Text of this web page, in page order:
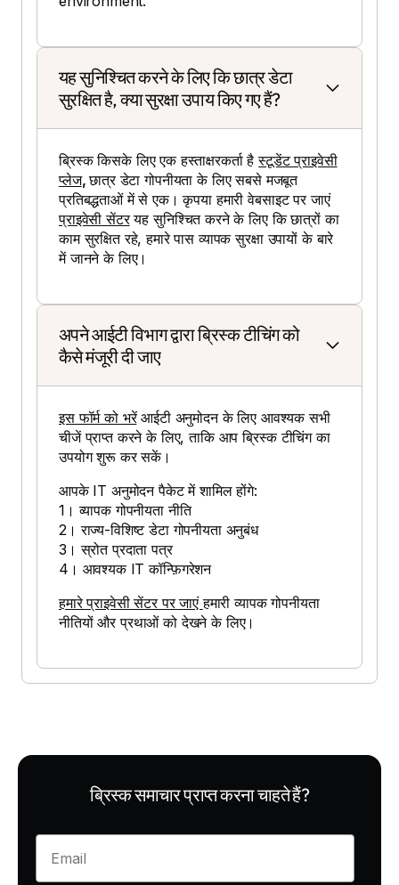
यह सुनिश्चित करने के लिए कि छात्र डेटा
सुरक्षित है, क्या सुरक्षा उपाय किए गए हैं?
ब्रिस्क किसके लिए एक हस्ताक्षरकर्ता हैस्टूडेंट प्राइवेसी
प्लेज,छात्र डेटा गोपनीयता के लिए सबसे मजबूत
प्रतिबद्धताओं में से एक। कृपया हमारी वेबसाइट पर जाएं
प्राइवेसी सेंटरयह सुनिश्चित करने के लिए कि छात्रों का
काम सुरक्षित रहे, हमारे पास व्यापक सुरक्षा उपायों के बारे
में जानने के लिए।
अपने आईटी विभाग द्वारा ब्रिस्क टीचिंग को
कैसे मंजूरी दी जाए
इस फॉर्म को भरेंआईटी अनुमोदन के लिए आवश्यक सभी
चीजें प्राप्त करने के लिए, ताकि आप ब्रिस्क टीचिंग का
उपयोग शुरू कर सकें।
आपके IT अनुमोदन पैकेट में शामिल होंगे:
1। व्यापक गोपनीयता नीति
2। राज्य-विशिष्ट डेटा गोपनीयता अनुबंध
3। स्रोत प्रदाता पत्र
4। आवश्यक IT कॉन्फ़िगरेशन
हमारे प्राइवेसी सेंटर पर जाएंहमारी व्यापक गोपनीयता
नीतियों और प्रथाओं को देखने के लिए।
ब्रिस्क समाचार प्राप्त करना चाहते हैं?
Enter your email